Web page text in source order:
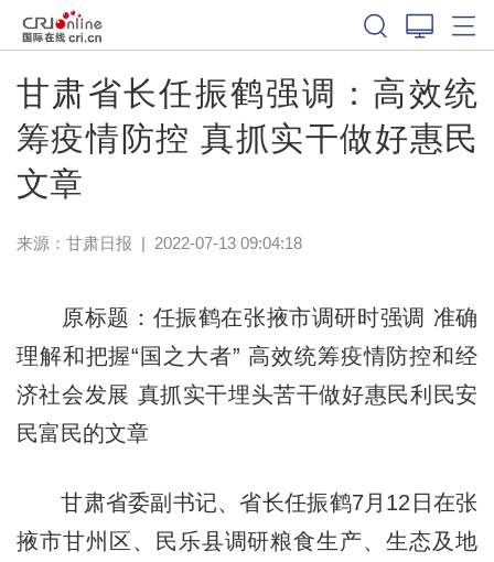
甘肃省长任振鹤强调：高效统
筹疫情防控 真抓实干做好惠民
文章
来源： 甘肃日报 | 2022-07-13 09:04:18
原标题：任振鹤在张掖市调研时强调 准确
理解和把握“国之大者” 高效统筹疫情防控和经
济社会发展 真抓实干埋头苦干做好惠民利民安
民富民的文章
甘肃省委副书记、省长任振鹤7月12日在张
掖市甘州区、民乐县调研粮食生产、生态及地